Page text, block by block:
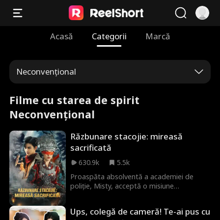
Acasă Categorii Marcă
Neconvențional
Filme cu starea de spirit
Neconvențional
Răzbunare stacojie: mireasă
sacrificată
630.9k
5.5k
Proaspăta absolventă a academiei de
poliție, Misty, acceptă o misiune
Prefăcându-se a fi o Florals Maiden, ea se
Ups, colegă de cameră! Te-ai pus cu